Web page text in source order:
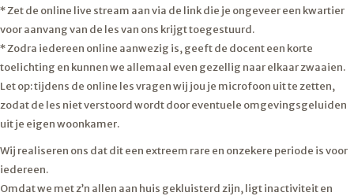
* Zet de online live stream aan via de link die je ongeveer een kwartier
voor aanvang van de les van ons krijgt toegestuurd.
* Zodra iedereen online aanwezig is, geeft de docent een korte
toelichting en kunnen we allemaal even gezellig naar elkaar zwaaien.
Let op: tijdens de online les vragen wij jou je microfoon uit te zetten,
zodat de les niet verstoord wordt door eventuele omgevingsgeluiden
uit je eigen woonkamer.
Wij realiseren ons dat dit een extreem rare en onzekere periode is voor
iedereen.
Omdat we met z’n allen aan huis gekluisterd zijn, ligt inactiviteit en